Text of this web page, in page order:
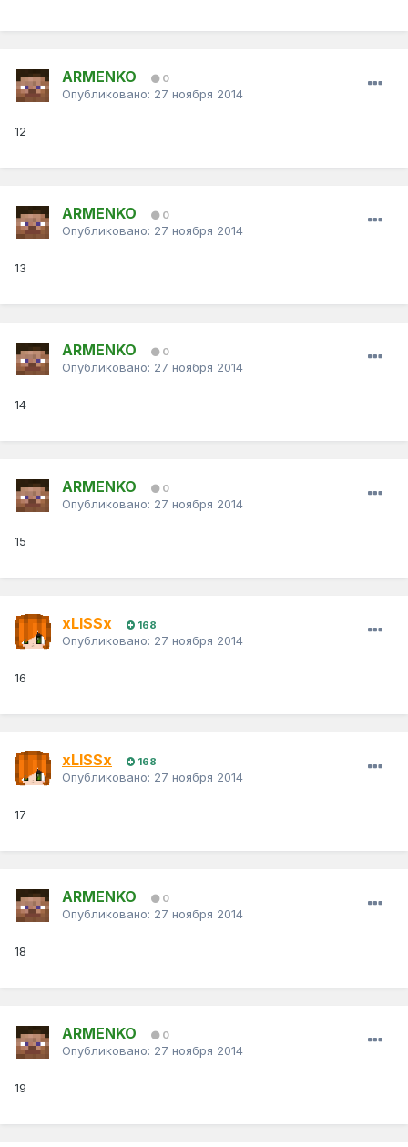
ARMENKO 0
Опубликовано: 27 ноября 2014
12
ARMENKO 0
Опубликовано: 27 ноября 2014
13
ARMENKO 0
Опубликовано: 27 ноября 2014
14
ARMENKO 0
Опубликовано: 27 ноября 2014
15
xLISSx 168
Опубликовано: 27 ноября 2014
16
xLISSx 168
Опубликовано: 27 ноября 2014
17
ARMENKO 0
Опубликовано: 27 ноября 2014
18
ARMENKO 0
Опубликовано: 27 ноября 2014
19